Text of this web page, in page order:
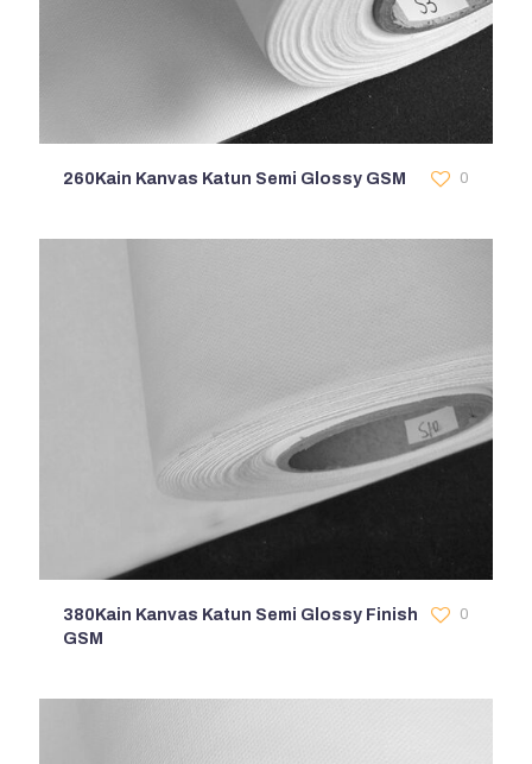
260Kain Kanvas Katun Semi Glossy GSM 0
380Kain Kanvas Katun Semi Glossy Finish
GSM
0